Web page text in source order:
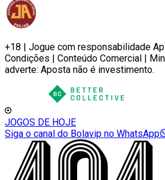
+18 | Jogue com responsabilidade
Condições | Conteúdo Comercial |
adverte: Aposta não é investimento.
JOGOS DE HOJE
Siga o canal do Bolavip no WhatsApp